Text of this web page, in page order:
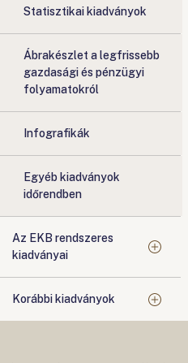
Statisztikai kiadványok
Ábrakészlet a legfrissebb
gazdasági és pénzügyi
folyamatokról
Infografikák
Egyéb kiadványok
időrendben
Az EKB rendszeres
kiadványai
Korábbi kiadványok